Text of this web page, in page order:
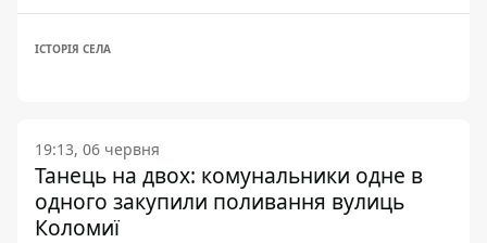
ІСТОРІЯ СЕЛА
19:13, 06 червня
Танець на двох: комунальники одне в
одного закупили поливання вулиць
Коломиї